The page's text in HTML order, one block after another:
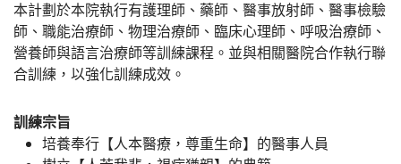
本計劃於本院執行有護理師、藥師、醫事放射師、醫事檢驗
師、職能治療師、物理治療師、臨床心理師、呼吸治療師、
營養師與語言治療師等訓練課程。並與相關醫院合作執行聯
合訓練，以強化訓練成效。
訓練宗旨
培養奉行【人本醫療，尊重生命】的醫事人員